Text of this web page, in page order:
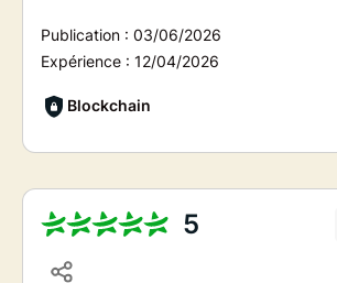
Publication : 03/06/2026
Expérience : 12/04/2026
Blockchain
5